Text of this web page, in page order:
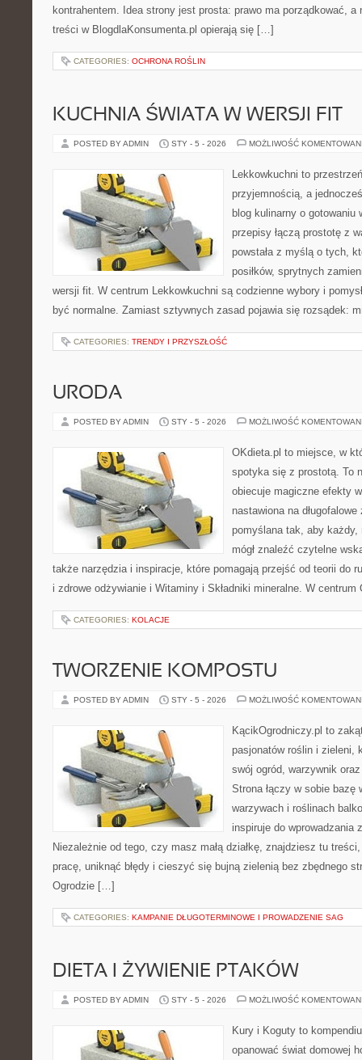
kontrahentem. Idea strony jest prosta: prawo ma porządkować, a
treści w BlogdlaKonsumenta.pl opierają się […]
CATEGORIES: OCHRONA ROŚLIN
KUCHNIA ŚWIATA W WERSJI FIT
POSTED BY ADMIN STY - 5 - 2026 MOŻLIWOŚĆ
Lekkowkuchni to
przyjemnością, a
blog kulinarny o
przepisy łączą prostotę z
powstała z myślą o tych,
posiłków, sprytnych
wersji fit. W centrum Lekkowkuchni są codzienne wybory i
być normalne. Zamiast sztywnych zasad pojawia się rozsądek:
CATEGORIES: TRENDY I PRZYSZŁOŚĆ
URODA
POSTED BY ADMIN STY - 5 - 2026 MOŻLIWOŚĆ
OKdieta.pl to miejsce, w
spotyka się z prostotą. To
obiecuje magiczne efekty
nastawiona na
pomyślana tak, aby
mógł znaleźć czytelne
także narzędzia i inspiracje, które pomagają przejść od teorii do
i zdrowe odżywianie i Witaminy i Składniki mineralne. W
CATEGORIES: KOLACJE
TWORZENIE KOMPOSTU
POSTED BY ADMIN STY - 5 - 2026 MOŻLIWOŚĆ
KącikOgrodniczy.pl to
pasjonatów roślin i zieleni,
swój ogród, warzywnik
Strona łączy w sobie bazę
warzywach i roślinach
inspiruje do wprowadzania
Niezależnie od tego, czy masz małą działkę, znajdziesz tu
pracę, uniknąć błędy i cieszyć się bujną zielenią bez zbędnego
Ogrodzie […]
CATEGORIES: KAMPANIE DŁUGOTERMINOWE I PROWADZENIE SAG
DIETA I ŻYWIENIE PTAKÓW
POSTED BY ADMIN STY - 5 - 2026 MOŻLIWOŚĆ
Kury i Koguty to
opanować świat domowej